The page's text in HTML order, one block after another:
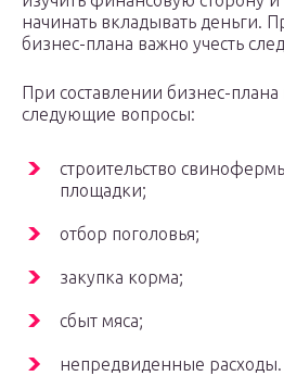
начинать вкладывать деньги.
бизнес-плана важно учесть
При составлении бизнес-плана
следующие вопросы:
строительство
площадки;
отбор поголовья;
закупка корма;
сбыт мяса;
непредвиденные расходы.